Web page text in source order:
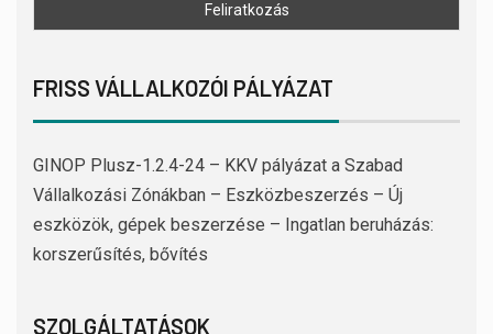
FRISS VÁLLALKOZÓI PÁLYÁZAT
GINOP Plusz-1.2.4-24 – KKV pályázat a Szabad
Vállalkozási Zónákban – Eszközbeszerzés – Új
eszközök, gépek beszerzése – Ingatlan beruházás:
korszerűsítés, bővítés
SZOLGÁLTATÁSOK